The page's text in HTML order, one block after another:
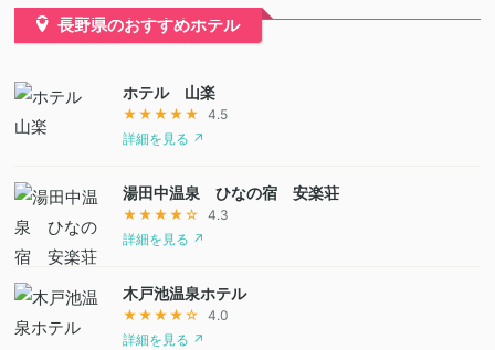
長野県のおすすめホテル
ホテル 山楽
★★★★★
4.5
詳細を見る ↗
湯田中温泉 ひなの宿 安楽荘
★★★★☆
4.3
詳細を見る ↗
木戸池温泉ホテル
★★★★☆
4.0
詳細を見る ↗